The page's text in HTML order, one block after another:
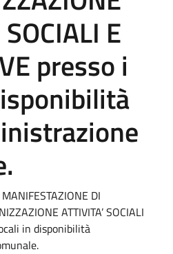
E
presso i
DI
ATTIVITA’ SOCIALI
in disponibilità